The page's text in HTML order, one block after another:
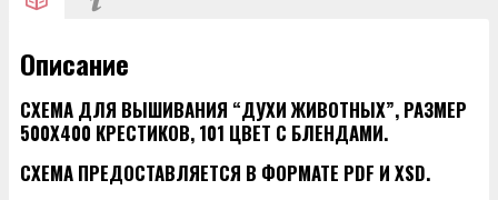
Описание
СХЕМА ДЛЯ ВЫШИВАНИЯ “ДУХИ ЖИВОТНЫХ”, РАЗМЕР
500Х400 КРЕСТИКОВ, 101 ЦВЕТ С БЛЕНДАМИ.
СХЕМА ПРЕДОСТАВЛЯЕТСЯ В ФОРМАТЕ PDF И XSD.